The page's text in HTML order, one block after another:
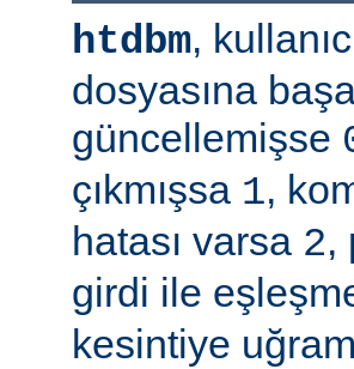
htdbm,
dosyasına
güncellemişse
çıkmışsa 1,
hatası varsa 2,
girdi ile
kesintiye